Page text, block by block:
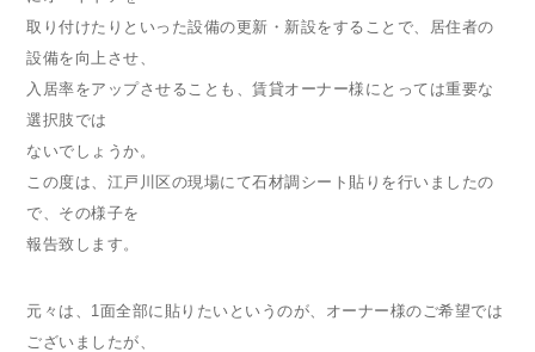
取り付けたりといった設備の更新・新設をすることで、居住者の
設備を向上させ、
入居率をアップさせることも、賃貸オーナー様にとっては重要な
選択肢では
ないでしょうか。
この度は、江戸川区の現場にて石材調シート貼りを行いましたの
で、その様子を
報告致します。
元々は、1面全部に貼りたいというのが、オーナー様のご希望では
ございましたが、